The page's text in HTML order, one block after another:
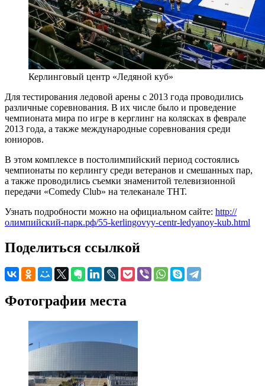
Керлинговый центр «Ледяной куб»
Для тестирования ледовой арены с 2013 года проводились
различные соревнования. В их числе было и проведение
чемпионата мира по игре в керглинг на колясках в феврале
2013 года, а также международные соревнования среди
юниоров.
В этом комплексе в постолимпийский период состоялись
чемпионаты по керлингу среди ветеранов и смешанных пар,
а также проводились съемки знаменитой телевизионной
передачи «Comedy Club» на телеканале ТНТ.
Узнать подробности можно на официальном сайте: http://
олимпийский-парк.рф/55-kerlingovyy-centr-ledyanoy-kub.html
Поделиться ссылкой
Фотографии места